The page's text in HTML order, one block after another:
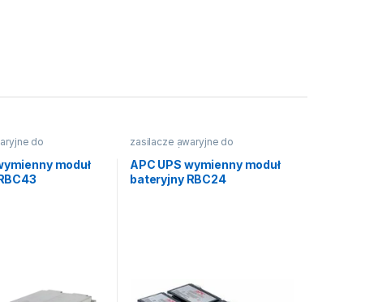
do
moduł
zasilacze awaryjne do
komputerów
APC UPS wymienny moduł
bateryjny RBC24